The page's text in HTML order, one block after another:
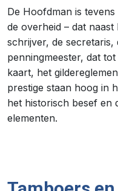
De Hoofdman is
de overheid – dat
schrijver, de secretaris,
penningmeester, dat
kaart, het
prestige staan hoog in
het historisch besef en
elementen.